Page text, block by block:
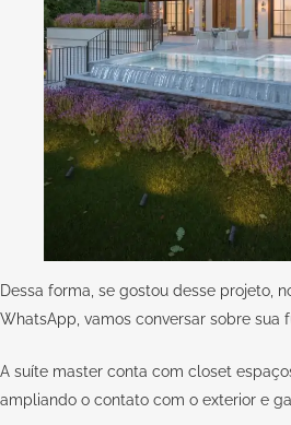
Dessa forma, se gostou desse projeto,
WhatsApp, vamos conversar sobre sua
A suíte master conta com closet
ampliando o contato com o exterior e